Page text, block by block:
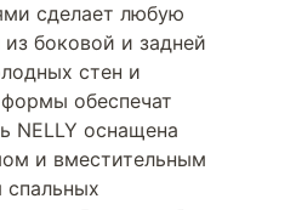
сделает любую
боковой и задней
стен и
обеспечат
NELLY оснащена
и вместительным